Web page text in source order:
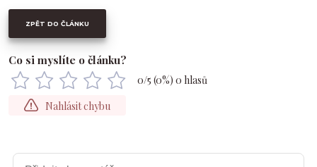
ZPĚT DO ČLÁNKU
Co si myslíte o článku?
0/5 (0%) 0 hlasů
Nahlásit chybu